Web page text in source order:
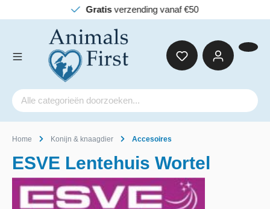
verzending vanaf €50
Home Konijn & knaagdier Accesoires
ESVE Lentehuis Wortel